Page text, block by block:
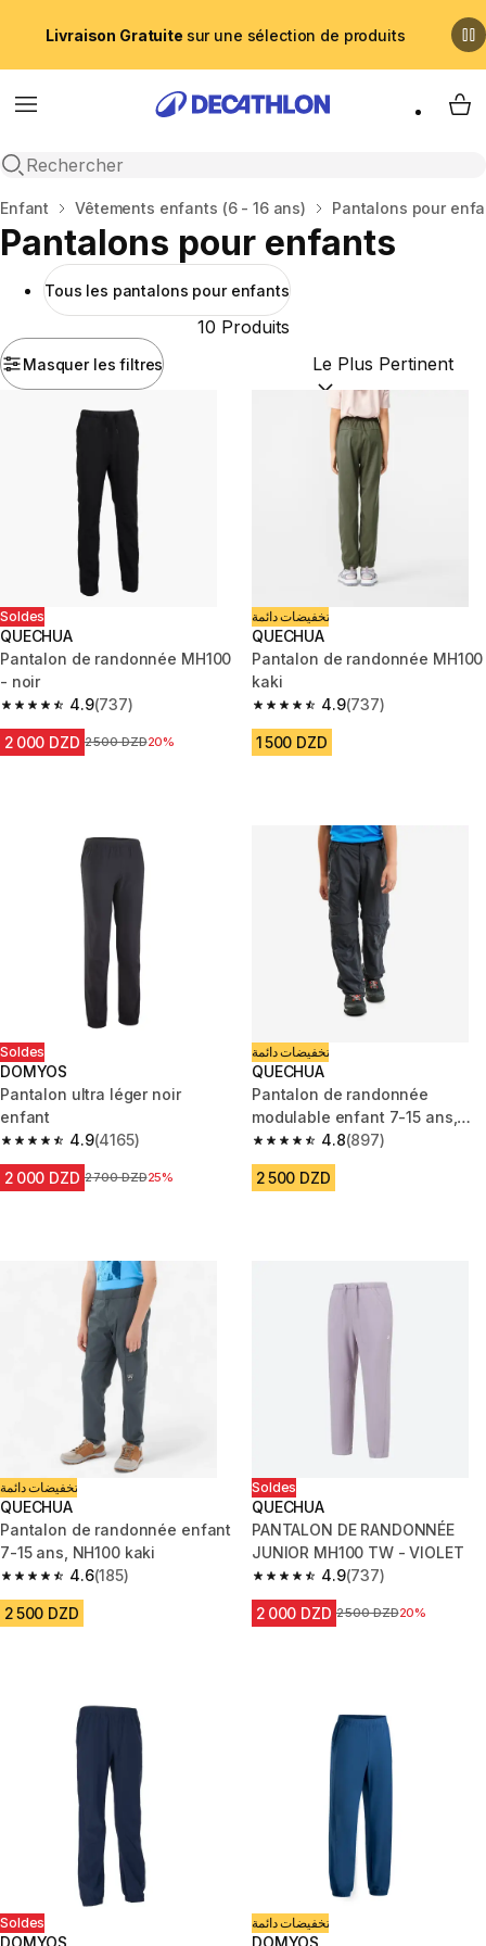
Livraison Gratuite sur une sélection de produits
Menu
Recherche ouverte
My
Accueil
Enfant Vêtements enfants (6 - 16 ans) Pantalons pour
Pantalons pour enfants
Tous les pantalons pour enfants
Masquer les filtres
10 Produits
Trier par :(optional)
Soldes
QUECHUA
Pantalon de randonnée MH100
- noir
4.9
4.9 out of 5 stars from 737 reviews
(737)
2 000 DZD Prix avant la réduction
2 500 DZD20%
تخفيضات دائمة
QUECHUA
Pantalon de randonnée MH100
kaki
4.9
4.9 out of 5 stars from 737
(737)
1 500 DZD
Soldes
DOMYOS
Pantalon ultra léger noir
enfant
4.9
4.9 out of 5 stars from 4165 reviews
(4165)
2 000 DZD Prix avant la réduction
2 700 DZD25%
تخفيضات دائمة
QUECHUA
Pantalon de randonnée
modulable enfant 7-15 ans,
MH500 noir4.8
4.8 out of 5 stars from 897
(897)
2 500 DZD
تخفيضات دائمة
QUECHUA
Pantalon de randonnée enfant
7-15 ans, NH100 kaki
4.6
4.6 out of 5 stars from 185 reviews
(185)
2 500 DZD
Soldes
QUECHUA
PANTALON DE RANDONNÉE
JUNIOR MH100 TW - VIOLET
4.9
4.9 out of 5 stars from 737
(737)
2 000 DZD Prix avant la réduction
2 500 DZD20%
Soldes
DOMYOS
تخفيضات دائمة
DOMYOS